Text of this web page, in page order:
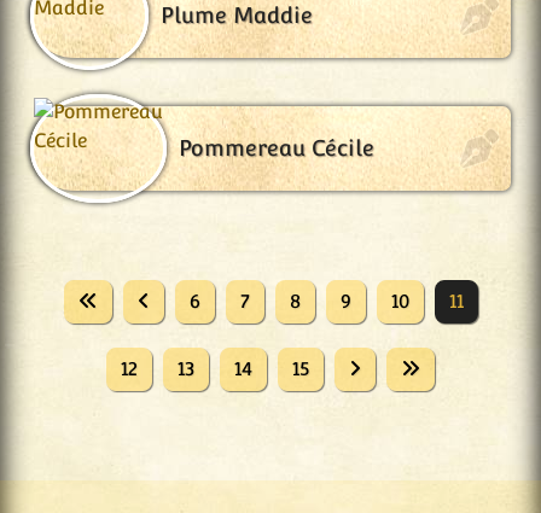
Plume Maddie
Pommereau Cécile
6 7 8 9 10 11
12 13 14 15